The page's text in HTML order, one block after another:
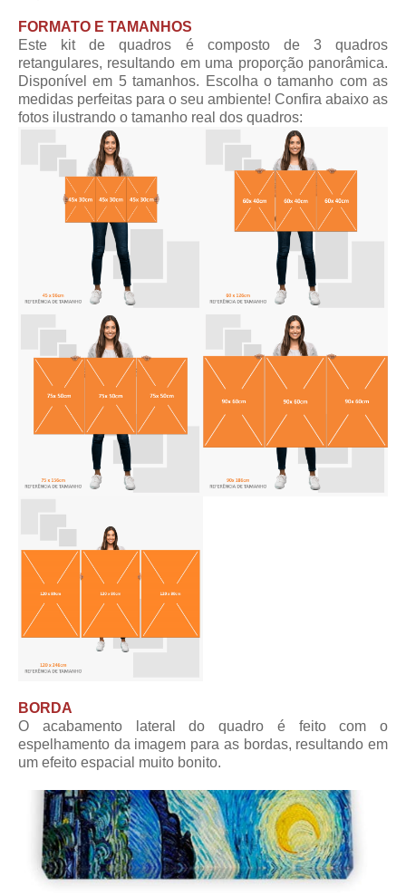
FORMATO E TAMANHOS
Este kit de quadros é composto de 3 quadros
retangulares, resultando em uma proporção panorâmica.
Disponível em 5 tamanhos. Escolha o tamanho com as
medidas perfeitas para o seu ambiente! Confira abaixo as
fotos ilustrando o tamanho real dos quadros:
BORDA
O acabamento lateral do quadro é feito com o
espelhamento da imagem para as bordas, resultando em
um efeito espacial muito bonito.